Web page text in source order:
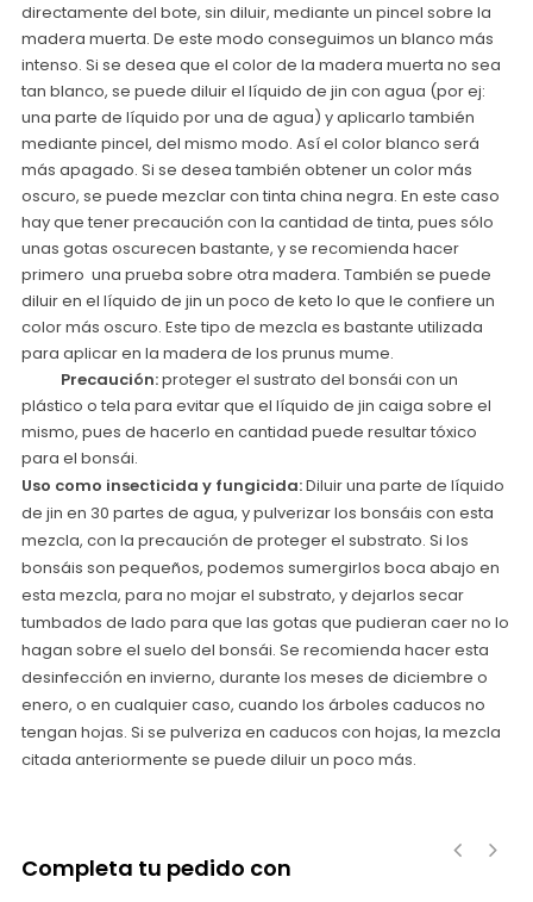
directamente del bote, sin diluir, mediante un pincel sobre la
madera muerta. De este modo conseguimos un blanco más
intenso. Si se desea que el color de la madera muerta no sea
tan blanco, se puede diluir el líquido de jin con agua (por ej:
una parte de líquido por una de agua) y aplicarlo también
mediante pincel, del mismo modo. Así el color blanco será
más apagado. Si se desea también obtener un color más
oscuro, se puede mezclar con tinta china negra. En este caso
hay que tener precaución con la cantidad de tinta, pues sólo
unas gotas oscurecen bastante, y se recomienda hacer
primero una prueba sobre otra madera. También se puede
diluir en el líquido de jin un poco de keto lo que le confiere un
color más oscuro. Este tipo de mezcla es bastante utilizada
para aplicar en la madera de los prunus mume.
Precaución:proteger el sustrato del bonsái con un
plástico o tela para evitar que el líquido de jin caiga sobre el
mismo, pues de hacerlo en cantidad puede resultar tóxico
para el bonsái.
Uso como insecticida y fungicida:Diluir una parte de líquido
de jin en 30 partes de agua, y pulverizar los bonsáis con esta
mezcla, con la precaución de proteger el substrato. Si los
bonsáis son pequeños, podemos sumergirlos boca abajo en
esta mezcla, para no mojar el substrato, y dejarlos secar
tumbados de lado para que las gotas que pudieran caer no lo
hagan sobre el suelo del bonsái. Se recomienda hacer esta
desinfección en invierno, durante los meses de diciembre o
enero, o en cualquier caso, cuando los árboles caducos no
tengan hojas. Si se pulveriza en caducos con hojas, la mezcla
citada anteriormente se puede diluir un poco más.
Completa tu pedido con